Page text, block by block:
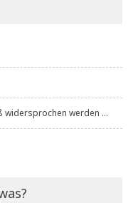
widersprochen werden ...